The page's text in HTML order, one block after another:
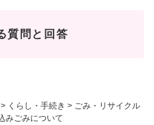
> くらし・手続き > ごみ・リサイクル
みごみについて
質問と回答